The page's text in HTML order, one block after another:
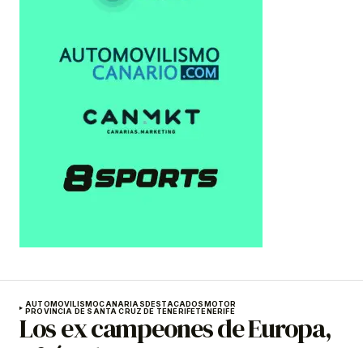
AUTOMOVILISMOCANARIASDESTACADOSMOTOR
PROVINCIA DE SANTA CRUZ DE TENERIFETENERIFE
Los ex campeones de Europa,